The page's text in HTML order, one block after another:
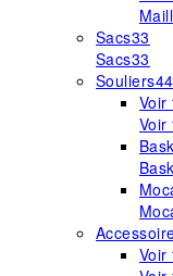
Sacs33
Sacs33
Souliers44
Voir
Voir
Voir